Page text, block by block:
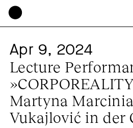
Apr 9, 2024
Lecture
Martyna
Vukajlović in der